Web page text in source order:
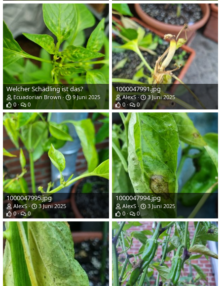
Welcher Schädling ist das?
Ecuadorian Brown
9 Juni 2025
0
0
1000047991.jpg
AlexS
3 Juni 2025
0
0
1000047995.jpg
AlexS
3 Juni 2025
0
0
1000047994.jpg
AlexS
3 Juni 2025
0
0